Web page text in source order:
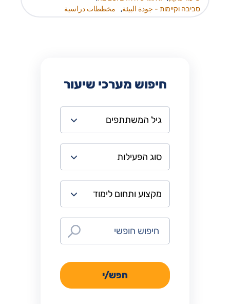
סביבה וקיימות - جودة البيئة, مخططات دراسية
חיפוש מערכי שיעור
חפש/י